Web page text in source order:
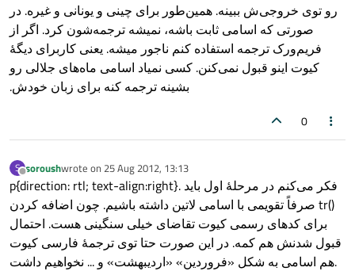
رو توی خروجی‌ش ببینه. همین‌طور برای چینی و یونانی و غیره. در
صورتی که اسامی ثابت باشه، نمیشه ترجمه‌شون کرد. اگر از
فریم‌ورک ترجمه استفاده کنم ناجور میشه. یعنی کاربرای دیگهٔ
کیوت اینو قبول نمی‌کنن. کسی نمیاد اسامی ماه‌های جلالی رو
بشینه ترجمه کنه برای زبان خودش.
0
S
Offline
soroushwrote on 25 Aug 2012, 13:13
last edited by
p{direction: rtl; text-align:right}. فکر می‌کنم در مرحلهٔ اول باید
صرفاً تقویمی با اسامی لاتین داشته باشیم. چون اضافه کردن tr()
برای کدهای رسمی کیوت تقاضای خیلی سنگینی هست. احتمال
قبول شدنش هم کمه. در این صورت حتا توی ترجمهٔ فارسی کیوت
هم اسامی به شکل «فروردین» «اردیبهشت» و ... نخواهیم داشت.